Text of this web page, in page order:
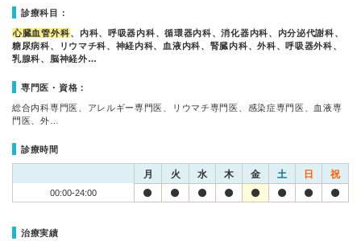
診療科目：
心臓血管外科、内科、呼吸器内科、循環器内科、消化器内科、内分泌代謝科、
糖尿病科、リウマチ科、神経内科、血液内科、腎臓内科、外科、呼吸器外科、
乳腺科、脳神経外…
専門医・資格：
総合内科専門医、アレルギー専門医、リウマチ専門医、感染症専門医、血液専
門医、外…
診療時間
月 火 水 木 金 土 日 祝
00:00-24:00
治療実績